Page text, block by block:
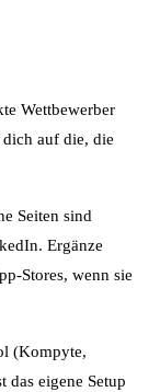
Wettbewerber
auf die, die
Seiten sind
Ergänze
Stores, wenn sie
(Kompyte,
eigene Setup